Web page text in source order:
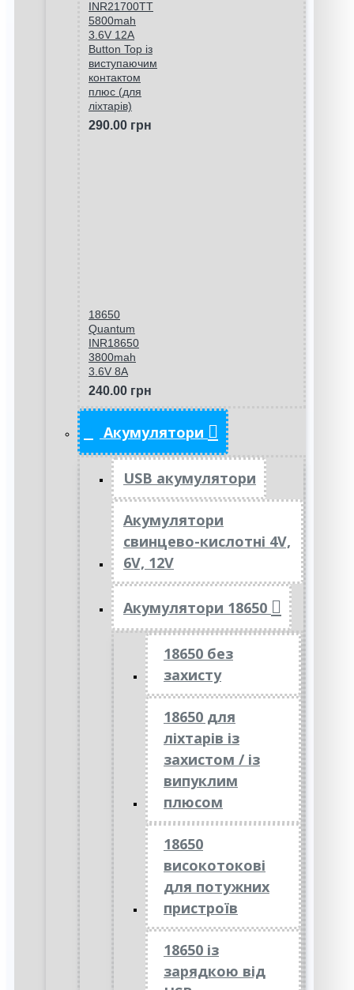
INR21700TT
5800mah
3.6V 12A
Button Top із
виступаючим
контактом
плюс (для
ліхтарів)
290.00 грн
18650
Quantum
INR18650
3800mah
3.6V 8A
240.00 грн
Акумулятори
USB акумулятори
Акумулятори
свинцево-кислотні 4V,
6V, 12V
Акумулятори 18650
18650 без
захисту
18650 для
ліхтарів із
захистом / із
випуклим
плюсом
18650
високотокові
для потужних
пристроїв
18650 із
зарядкою від